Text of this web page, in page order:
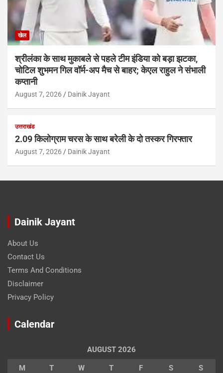
खेल
श्रीलंका के साथ मुकाबले से पहले टीम इंडिया को बड़ा झटका,
चोटिल शुभमन गिल वॉर्म-अप मैच से बाहर; केएल राहुल ने संभाली
कप्तानी
August 7, 2026 Dainik Jayant
उत्तराखंड
2.09 किलोग्राम चरस के साथ बरेली के दो तस्कर गिरफ्तार
August 7, 2026 Dainik Jayant
Dainik Jayant
About Us
Contact Us
Terms And Conditions
Disclaimer
Privacy Policy
Calendar
AUGUST 2026
M T W T F S S